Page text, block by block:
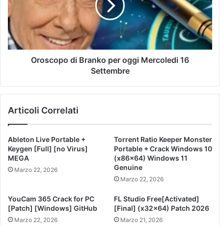
Oroscopo di Branko per oggi Mercoledi 16
Settembre
Articoli Correlati
Ableton Live Portable +
Keygen [Full] [no Virus]
MEGA
Marzo 22, 2026
Torrent Ratio Keeper Monster
Portable + Crack Windows 10
(x86x64) Windows 11
Genuine
Marzo 22, 2026
YouCam 365 Crack for PC
[Patch] [Windows] GitHub
Marzo 22, 2026
FL Studio Free[Activated]
[Final] (x32x64) Patch 2026
Marzo 21, 2026